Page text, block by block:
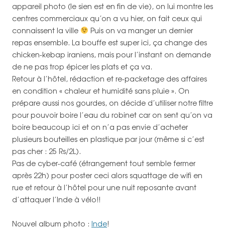
appareil photo (le sien est en fin de vie), on lui montre les
centres commerciaux qu’on a vu hier, on fait ceux qui
connaissent la ville
Puis on va manger un dernier
repas ensemble. La bouffe est super ici, ça change des
chicken-kebap iraniens, mais pour l’instant on demande
de ne pas trop épicer les plats et ça va.
Retour à l’hôtel, rédaction et re-packetage des affaires
en condition « chaleur et humidité sans pluie ». On
prépare aussi nos gourdes, on décide d’utiliser notre filtre
pour pouvoir boire l’eau du robinet car on sent qu’on va
boire beaucoup ici et on n’a pas envie d’acheter
plusieurs bouteilles en plastique par jour (même si c’est
pas cher : 25 Rs/2L).
Pas de cyber-café (étrangement tout semble fermer
après 22h) pour poster ceci alors squattage de wifi en
rue et retour à l’hôtel pour une nuit reposante avant
d’attaquer l’Inde à vélo!!
Nouvel album photo : Inde!